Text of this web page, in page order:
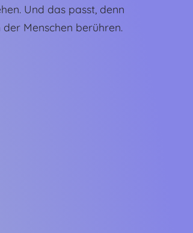
Und das passt, denn
Menschen berühren.